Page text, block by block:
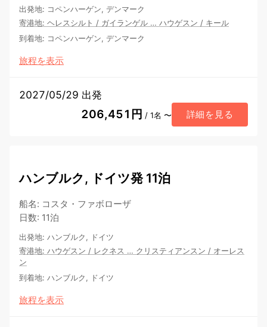
出発地: コペンハーゲン, デンマーク
寄港地: ヘレスシルト / ガイランゲル … ハウゲスン / キール
到着地: コペンハーゲン, デンマーク
旅程を表示
2027/05/29 出発
206,451円 / 1名 〜 詳細を見る
ハンブルク, ドイツ発 11泊
船名: コスタ・ファボローザ
日数: 11泊
出発地: ハンブルク, ドイツ
寄港地: ハウゲスン / レクネス … クリスティアンスン / オーレス
ン
到着地: ハンブルク, ドイツ
旅程を表示